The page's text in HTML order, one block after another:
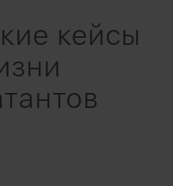
кейсы